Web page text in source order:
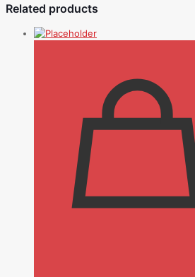
Related products